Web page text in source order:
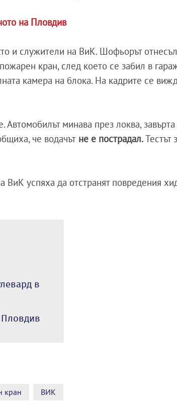
на Пловдив
и служители на ВиК. Шофьорът
кран, след което се забил в
камера на блока. На кадрите се
минава през локва,
че водачът не е пострадал.Тестът
успяха да отстранят повредения
в
кран ВИК